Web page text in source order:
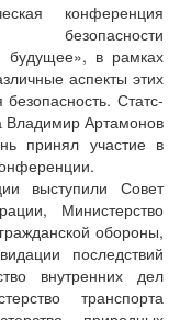
конференция
безопасности
будущее», в рамках
аспекты этих
Статс-
Владимир Артамонов
принял участие в
выступили Совет
Министерство
обороны,
последствий
внутренних дел
транспорта